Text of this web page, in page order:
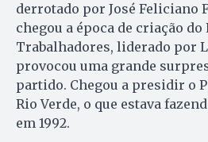
derrotado por José Feliciano
chegou a época de criação do
Trabalhadores, liderado por
provocou uma grande
partido. Chegou a presidir o
Rio Verde, o que estava
em 1992.